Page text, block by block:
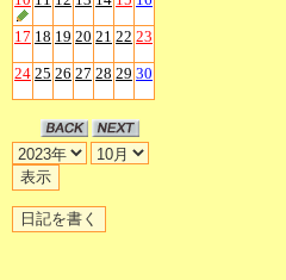
17 18 19 20 21 22 23
24 25 26 27 28 29 30